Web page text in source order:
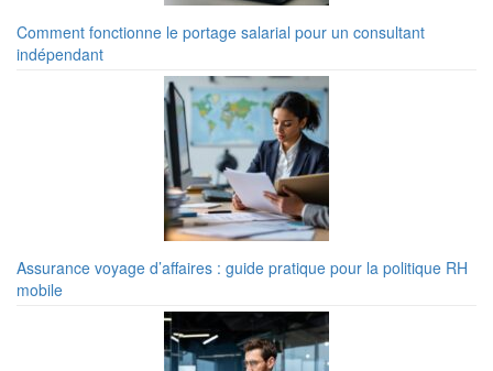
Comment fonctionne le portage salarial pour un consultant
indépendant
Assurance voyage d’affaires : guide pratique pour la politique RH
mobile